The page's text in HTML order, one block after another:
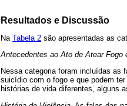
Resultados e Discussão
Na Tabela 2 são apresentadas as
Antecedentes ao Ato de Atear Fogo
Nessa categoria foram incluídas as
suicídio com o fogo e que podem
histórias de vida diferentes, alguns